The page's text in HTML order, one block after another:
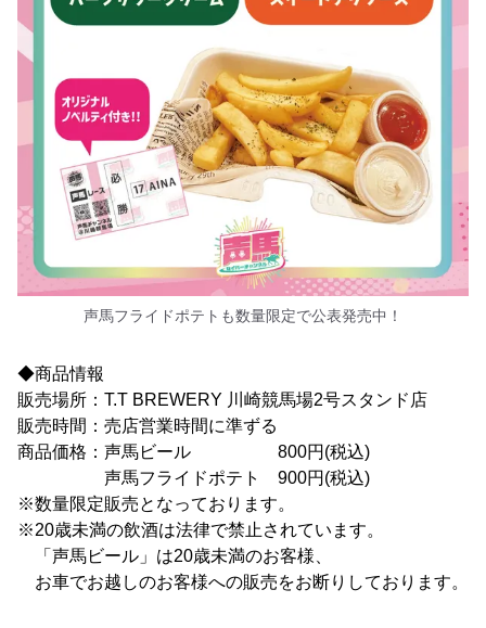
声馬フライドポテトも数量限定で公表発売中！
◆商品情報
販売場所：T.T BREWERY 川崎競馬場2号スタンド店
販売時間：売店営業時間に準ずる
商品価格：声馬ビール 800円(税込)
声馬フライドポテト 900円(税込)
※数量限定販売となっております。
※20歳未満の飲酒は法律で禁止されています。
「声馬ビール」は20歳未満のお客様、
お車でお越しのお客様への販売をお断りしております。